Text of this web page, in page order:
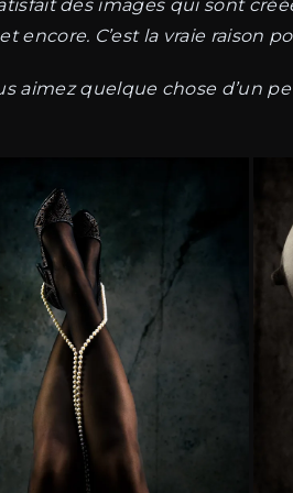
des images qui sont
encore. C’est la vraie raison
aimez quelque chose d’un